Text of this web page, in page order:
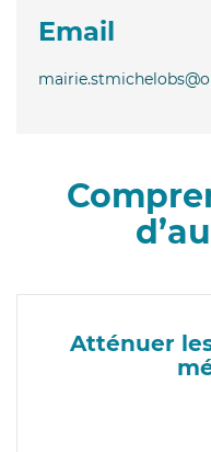
Email
Atténuer